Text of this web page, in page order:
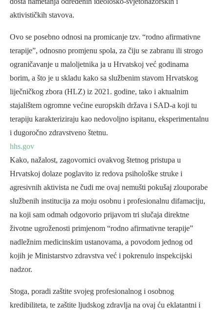
aktivističkih stavova.
Ovo se posebno odnosi na promicanje tzv. “rodno afirmativne
terapije”, odnosno promjenu spola, za čiju se zabranu ili strogo
ograničavanje u maloljetnika ja u Hrvatskoj već godinama
borim, a što je u skladu kako sa službenim stavom Hrvatskog
liječničkog zbora (HLZ) iz 2021. godine, tako i aktualnim
stajalištem ogromne većine europskih država i SAD-a koji tu
terapiju karakteriziraju kao nedovoljno ispitanu, eksperimentalnu
i dugoročno zdravstveno štetnu.
hhs.gov
Kako, nažalost, zagovornici ovakvog štetnog pristupa u
Hrvatskoj dolaze poglavito iz redova psihološke struke i
agresivnih aktivista ne čudi me ovaj nemušti pokušaj zlouporabe
službenih institucija za moju osobnu i profesionalnu difamaciju,
na koji sam odmah odgovorio prijavom tri slučaja direktne
životne ugroženosti primjenom “rodno afirmativne terapije”
nadležnim medicinskim ustanovama, a povodom jednog od
kojih je Ministarstvo zdravstva već i pokrenulo inspekcijski
nadzor.
Stoga, poradi zaštite svojeg profesionalnog i osobnog
kredibiliteta, te zaštite ljudskog zdravlja na ovaj ću eklatantni i